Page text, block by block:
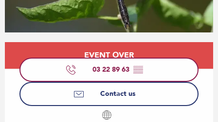
Opening hours & contact details
EVENT OVER
03 22 89 63 ▒▒
Contact us